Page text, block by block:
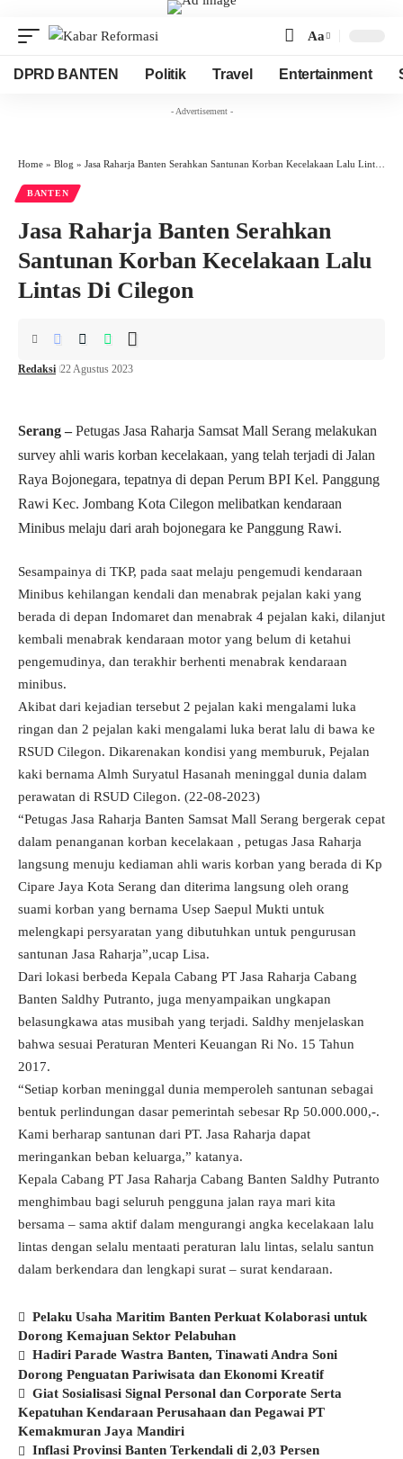
Font
Resizer
Aa
DPRD BANTEN Politik Travel Entertainment
- Advertisement -
Home » Blog » Jasa Raharja Banten Serahkan Santunan Korban Kecelakaan Lalu Lintas Di Cilegon
BANTEN
Jasa Raharja Banten Serahkan
Santunan Korban Kecelakaan Lalu
Lintas Di Cilegon
Redaksi 22 Agustus 2023
Serang –Petugas Jasa Raharja Samsat Mall Serang melakukan
survey ahli waris korban kecelakaan, yang telah terjadi di Jalan
Raya Bojonegara, tepatnya di depan Perum BPI Kel. Panggung
Rawi Kec. Jombang Kota Cilegon melibatkan kendaraan
Minibus melaju dari arah bojonegara ke Panggung Rawi.
Sesampainya di TKP, pada saat melaju pengemudi kendaraan
Minibus kehilangan kendali dan menabrak pejalan kaki yang
berada di depan Indomaret dan menabrak 4 pejalan kaki, dilanjut
kembali menabrak kendaraan motor yang belum di ketahui
pengemudinya, dan terakhir berhenti menabrak kendaraan
minibus.
Akibat dari kejadian tersebut 2 pejalan kaki mengalami luka
ringan dan 2 pejalan kaki mengalami luka berat lalu di bawa ke
RSUD Cilegon. Dikarenakan kondisi yang memburuk, Pejalan
kaki bernama Almh Suryatul Hasanah meninggal dunia dalam
perawatan di RSUD Cilegon. (22-08-2023)
“Petugas Jasa Raharja Banten Samsat Mall Serang bergerak cepat
dalam penanganan korban kecelakaan , petugas Jasa Raharja
langsung menuju kediaman ahli waris korban yang berada di Kp
Cipare Jaya Kota Serang dan diterima langsung oleh orang
suami korban yang bernama Usep Saepul Mukti untuk
melengkapi persyaratan yang dibutuhkan untuk pengurusan
santunan Jasa Raharja”,ucap Lisa.
Dari lokasi berbeda Kepala Cabang PT Jasa Raharja Cabang
Banten Saldhy Putranto, juga menyampaikan ungkapan
belasungkawa atas musibah yang terjadi. Saldhy menjelaskan
bahwa sesuai Peraturan Menteri Keuangan Ri No. 15 Tahun
2017.
“Setiap korban meninggal dunia memperoleh santunan sebagai
bentuk perlindungan dasar pemerintah sebesar Rp 50.000.000,-.
Kami berharap santunan dari PT. Jasa Raharja dapat
meringankan beban keluarga,” katanya.
Kepala Cabang PT Jasa Raharja Cabang Banten Saldhy Putranto
menghimbau bagi seluruh pengguna jalan raya mari kita
bersama – sama aktif dalam mengurangi angka kecelakaan lalu
lintas dengan selalu mentaati peraturan lalu lintas, selalu santun
dalam berkendara dan lengkapi surat – surat kendaraan.
Pelaku Usaha Maritim Banten Perkuat Kolaborasi untuk
Dorong Kemajuan Sektor Pelabuhan
Hadiri Parade Wastra Banten, Tinawati Andra Soni
Dorong Penguatan Pariwisata dan Ekonomi Kreatif
Giat Sosialisasi Signal Personal dan Corporate Serta
Kepatuhan Kendaraan Perusahaan dan Pegawai PT
Kemakmuran Jaya Mandiri
Inflasi Provinsi Banten Terkendali di 2,03 Persen